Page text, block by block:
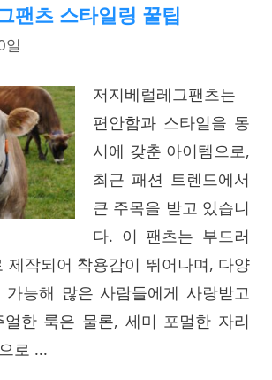
팬츠 스타일링 꿀팁
일
저지베럴레그팬츠는
편안함과 스타일을 동
시에 갖춘 아이템으로,
최근 패션 트렌드에서
큰 주목을 받고 있습니
다. 이 팬츠는 부드러
제작되어 착용감이 뛰어나며, 다양
가능해 많은 사람들에게 사랑받고
얼한 룩은 물론, 세미 포멀한 자리
로 ...